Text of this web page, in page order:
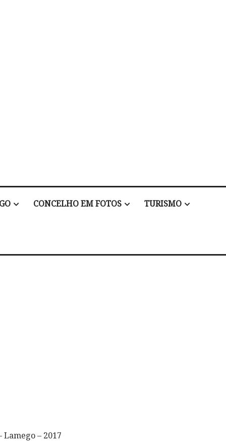
CONCELHO EM FOTOS TURISMO
– 2017